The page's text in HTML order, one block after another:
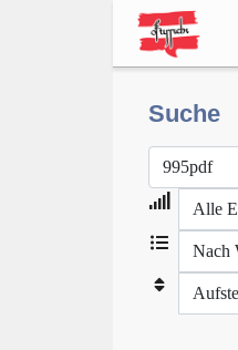
Forum
Blog
Suche